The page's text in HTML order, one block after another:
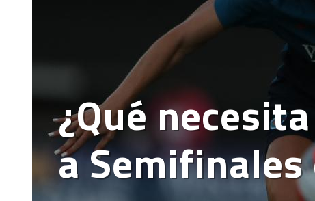
EVENTOS
DEPORTIVOS
REBAÑO
CHIVAS
¿Qué
a Semifinales